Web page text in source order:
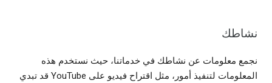
نشاطك
نجمع معلومات عن نشاطك في خدماتنا، حيث نستخدم هذه
المعلومات لتنفيذ أمور، مثل اقتراح فيديو على YouTube قد تبدي